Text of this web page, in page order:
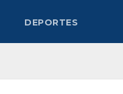
DEPORTES